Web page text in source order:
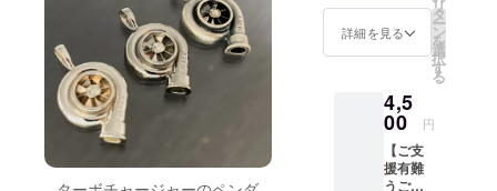
ます。
【お届
つい
て】 写
真のダ
イヤモ
ンドは
ルース
を1個
・
JEREV
インス
トアに
て使用
して頂
けます
詳細を見る
リ
タ
ー
ン
を
選
択
す
る
4,5
00 円
【ご支
援有難
うござ